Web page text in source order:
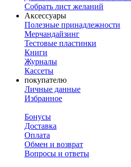
Собрать лист желаний
Аксессуары
Полезные принадлежности
Мерчандайзинг
Тестовые пластинки
Книги
Журналы
Кассеты
покупателю
Личные данные
Избранное
Бонусы
Доставка
Оплата
Обмен и возврат
Вопросы и ответы